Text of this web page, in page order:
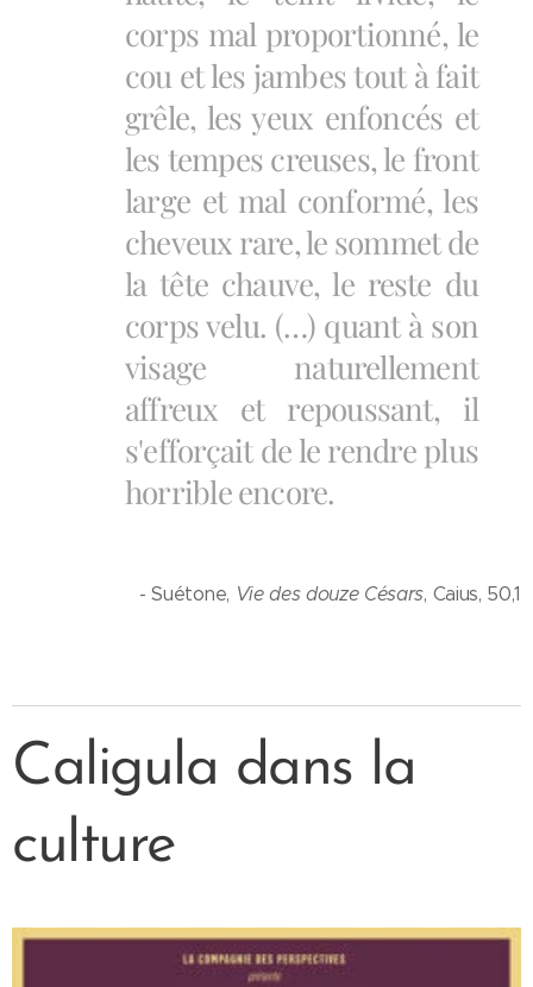
corps mal proportionné, le
cou et les jambes tout à fait
grêle, les yeux enfoncés et
les tempes creuses, le front
large et mal conformé, les
cheveux rare, le sommet de
la tête chauve, le reste du
corps velu. (…) quant à son
visage naturellement
affreux et repoussant, il
s'efforçait de le rendre plus
horrible encore.
- Suétone, Vie des douze Césars, Caius, 50,1
Caligula dans la
culture